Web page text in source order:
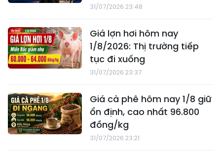
31/07/2026 23:48
Giá lợn hơi hôm nay
1/8/2026: Thị trường tiếp
tục đi xuống
31/07/2026 23:37
Giá cà phê hôm nay 1/8 giữ
ổn định, cao nhất 96.800
đồng/kg
31/07/2026 23:21